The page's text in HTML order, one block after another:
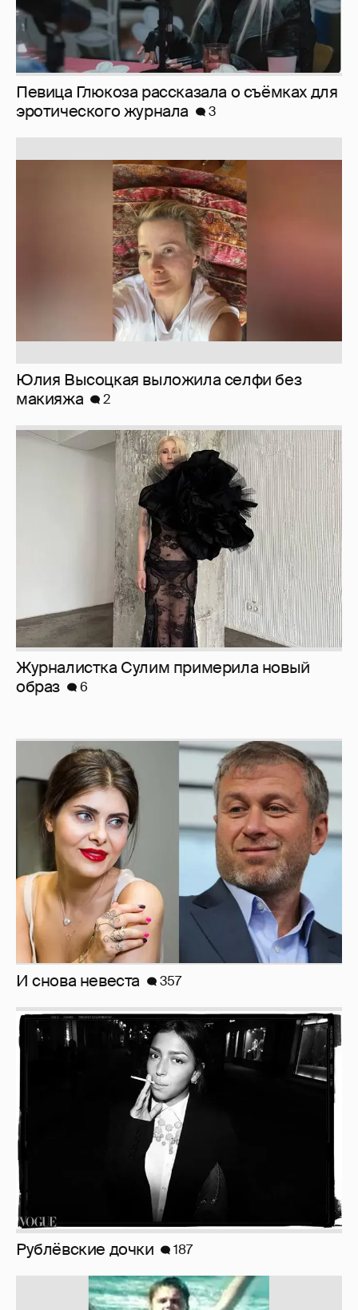
Певица Глюкоза рассказала о съёмках для
эротического журнала
3
Юлия Высоцкая выложила селфи без
макияжа
2
Журналистка Сулим примерила новый
образ
6
И снова невеста 357
Рублёвские дочки 187